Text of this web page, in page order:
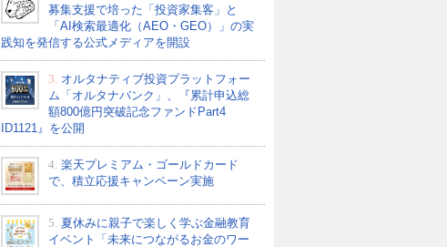
募集支援で培った「投資家集客」と
「AI検索最適化（AEO・GEO）」の実
践知を発信する公式メディアを開設
3. オルタナティブ投資プラットフォー
ム「オルタナバンク」、『累計申込総
額800億円突破記念ファンドPart4
ID1121』を公開
4. 楽天プレミアム・ゴールドカード
で、積立応援キャンペーン実施
5. 夏休みに親子で楽しく学ぶ金融教育
イベント「未来につながるお金のワー